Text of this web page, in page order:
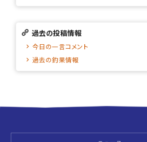
過去の投稿情報
今日の一言コメント
過去の釣果情報